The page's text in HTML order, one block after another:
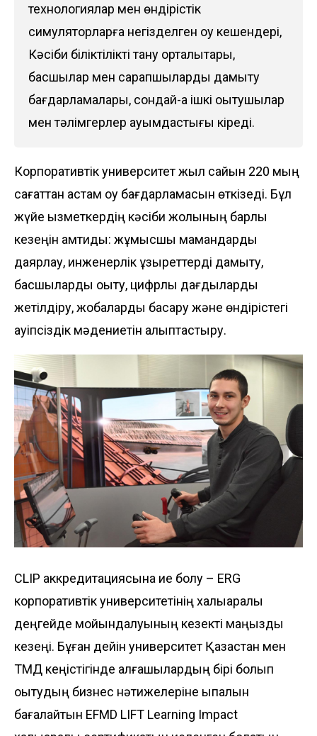
технологиялар мен өндірістік
симуляторларға негізделген оқу кешендері,
Кәсіби біліктілікті тану орталықтары,
басшылар мен сарапшыларды дамыту
бағдарламалары, сондай-ақ ішкі оқытушылар
мен тәлімгерлер қауымдастығы кіреді.
Корпоративтік университет жыл сайын 220 мың
сағаттан астам оқу бағдарламасын өткізеді. Бұл
жүйе қызметкердің кәсіби жолының барлық
кезеңін қамтиды: жұмысшы мамандарды
даярлау, инженерлік құзыреттерді дамыту,
басшыларды оқыту, цифрлық дағдыларды
жетілдіру, жобаларды басқару және өндірістегі
қауіпсіздік мәдениетін қалыптастыру.
CLIP аккредитациясына ие болу – ERG
корпоративтік университетінің халықаралық
деңгейде мойындалуының кезекті маңызды
кезеңі. Бұған дейін университет Қазақстан мен
ТМД кеңістігінде алғашқылардың бірі болып
оқытудың бизнес нәтижелеріне ықпалын
бағалайтын EFMD LIFT Learning Impact